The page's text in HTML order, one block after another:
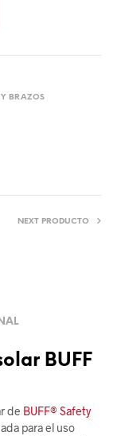
BRAZOS
NEXT PRODUCTO
BUFF
de BUFF® Safety
para el uso